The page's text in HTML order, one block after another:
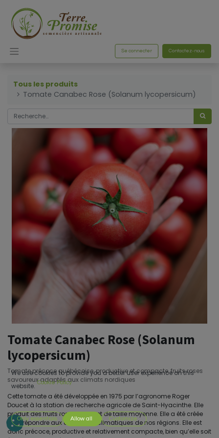
Se connecter Contactez-nous
Tous les produits
Tomate Canabec Rose (Solanum lycopersicum)
Tomate Canabec Rose (Solanum
lycopersicum)
Tomate précoce québécoise, productive et compacte, fruits roses
savoureux adaptés aux climats nordiques
Cette tomate a été développée en 1975 par l’agronome Roger
Doucet à la station de recherche agricole de Saint-Hyacinthe. Elle
produit des fruits roses, ronds et de taille moyenne. Elle a été créée
pour répondre aux conditions climatiques de nos régions. Elle est
donc précoce, productive et relativement compacte, bien qu’elle soit
We use cookies to provide you a better user experience on this
website. Cookie Policy
Only essentials Allow all Customize